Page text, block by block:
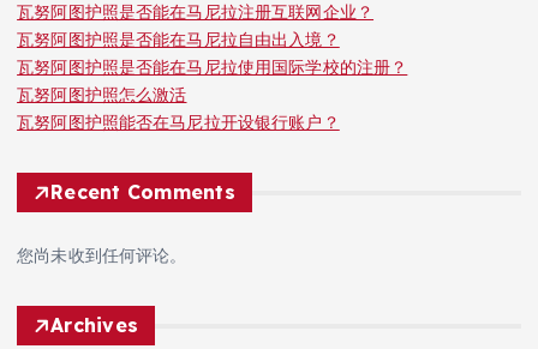
瓦努阿图护照是否能在马尼拉注册互联网企业？
瓦努阿图护照是否能在马尼拉自由出入境？
瓦努阿图护照是否能在马尼拉使用国际学校的注册？
瓦努阿图护照怎么激活
瓦努阿图护照能否在马尼拉开设银行账户？
Recent Comments
您尚未收到任何评论。
Archives